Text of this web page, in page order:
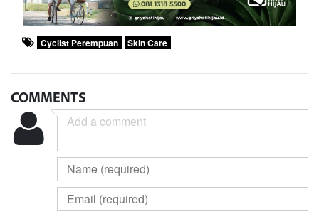
Cyclist Perempuan Skin Care
COMMENTS